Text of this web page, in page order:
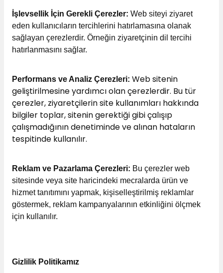
İşlevsellik İçin Gerekli Çerezler: Web siteyi ziyaret
eden kullanıcıların tercihlerini hatırlamasına olanak
sağlayan çerezlerdir. Örneğin ziyaretçinin dil tercihi
hatırlanmasını sağlar.
Performans ve Analiz Çerezleri: Web sitenin
geliştirilmesine yardımcı olan çerezlerdir. Bu tür
çerezler, ziyaretçilerin site kullanımları hakkında
bilgiler toplar, sitenin gerektiği gibi çalışıp
çalışmadığının denetiminde ve alınan hataların
tespitinde kullanılır.
Reklam ve Pazarlama Çerezleri: Bu çerezler web
sitesinde veya site haricindeki mecralarda ürün ve
hizmet tanıtımını yapmak, kişiselleştirilmiş reklamlar
göstermek, reklam kampanyalarının etkinliğini ölçmek
için kullanılır.
Gizlilik Politikamız